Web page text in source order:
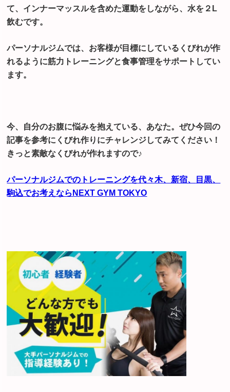
て、インナーマッスルを含めた運動をしながら、水を２L
飲むです。
パーソナルジムでは、お客様が目標にしているくびれが作
れるように筋力トレーニングと食事管理をサポートしてい
ます。
今、自分のお腹に悩みを抱えている、あなた。ぜひ今回の
記事を参考にくびれ作りにチャレンジしてみてください！
きっと素敵なくびれが作れますので♪
パーソナルジムでのトレーニングを代々木、新宿、
目黒、
駒込でお考えならNEXT GYM TOKYO